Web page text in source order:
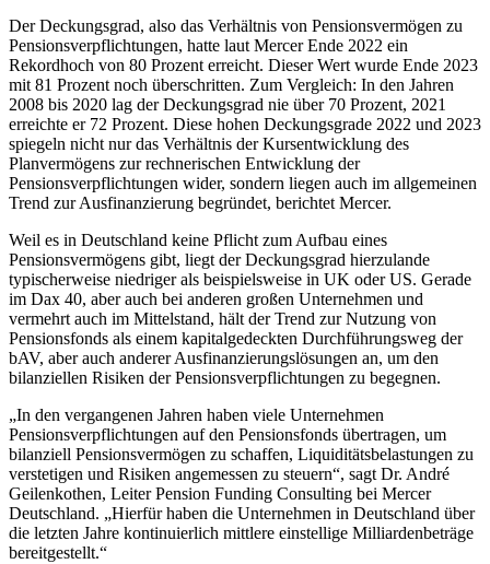
Der Deckungsgrad, also das Verhältnis von Pensionsvermögen zu
Pensionsverpflichtungen, hatte laut Mercer Ende 2022 ein
Rekordhoch von 80 Prozent erreicht. Dieser Wert wurde Ende 2023
mit 81 Prozent noch überschritten. Zum Vergleich: In den Jahren
2008 bis 2020 lag der Deckungsgrad nie über 70 Prozent, 2021
erreichte er 72 Prozent. Diese hohen Deckungsgrade 2022 und 2023
spiegeln nicht nur das Verhältnis der Kursentwicklung des
Planvermögens zur rechnerischen Entwicklung der
Pensionsverpflichtungen wider, sondern liegen auch im allgemeinen
Trend zur Ausfinanzierung begründet, berichtet Mercer.
Weil es in Deutschland keine Pflicht zum Aufbau eines
Pensionsvermögens gibt, liegt der Deckungsgrad hierzulande
typischerweise niedriger als beispielsweise in UK oder US. Gerade
im Dax 40, aber auch bei anderen großen Unternehmen und
vermehrt auch im Mittelstand, hält der Trend zur Nutzung von
Pensionsfonds als einem kapitalgedeckten Durchführungsweg der
bAV, aber auch anderer Ausfinanzierungslösungen an, um den
bilanziellen Risiken der Pensionsverpflichtungen zu begegnen.
„In den vergangenen Jahren haben viele Unternehmen
Pensionsverpflichtungen auf den Pensionsfonds übertragen, um
bilanziell Pensionsvermögen zu schaffen, Liquiditätsbelastungen zu
verstetigen und Risiken angemessen zu steuern“, sagt Dr. André
Geilenkothen, Leiter Pension Funding Consulting bei Mercer
Deutschland. „Hierfür haben die Unternehmen in Deutschland über
die letzten Jahre kontinuierlich mittlere einstellige Milliardenbeträge
bereitgestellt.“